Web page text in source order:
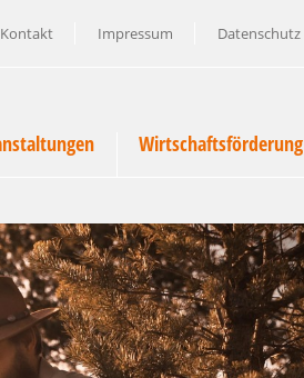
Kontakt Impressum Datenschutz
Wirtschaftsförderung